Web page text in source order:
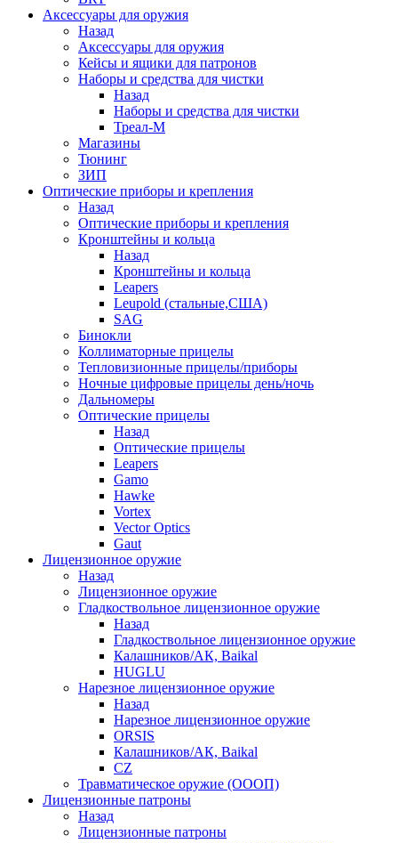
Аксессуары для оружия
Назад
Аксессуары для оружия
Кейсы и ящики для патронов
Наборы и средства для чистки
Назад
Наборы и средства для чистки
Треал-М
Магазины
Тюнинг
ЗИП
Оптические приборы и крепления
Назад
Оптические приборы и крепления
Кронштейны и кольца
Назад
Кронштейны и кольца
Leapers
Leupold (стальные,США)
SAG
Бинокли
Коллиматорные прицелы
Тепловизионные прицелы/приборы
Ночные цифровые прицелы день/ночь
Дальномеры
Оптические прицелы
Назад
Оптические прицелы
Leapers
Gamo
Hawke
Vortex
Vector Optics
Gaut
Лицензионное оружие
Назад
Лицензионное оружие
Гладкоствольное лицензионное оружие
Назад
Гладкоствольное лицензионное оружие
Калашников/АК, Baikal
HUGLU
Нарезное лицензионное оружие
Назад
Нарезное лицензионное оружие
ORSIS
Калашников/АК, Baikal
CZ
Травматическое оружие (ОООП)
Лицензионные патроны
Назад
Лицензионные патроны